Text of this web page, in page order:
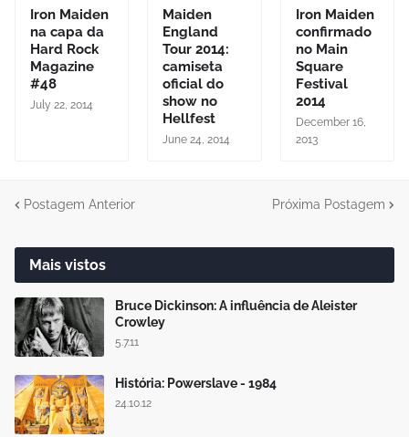
Iron Maiden
na capa da
Hard Rock
Magazine
#48
July 22, 2014
Maiden
England
Tour 2014:
camiseta
oficial do
show no
Hellfest
June 24, 2014
Iron Maiden
confirmado
no Main
Square
Festival
2014
December 16,
2013
Postagem Anterior Próxima Postagem
Mais vistos
Bruce Dickinson: A influência de Aleister
Crowley
5.7.11
História: Powerslave - 1984
24.10.12